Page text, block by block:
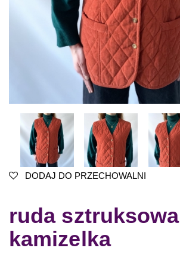
DODAJ DO PRZECHOWALNI
ruda sztruksowa
kamizelka